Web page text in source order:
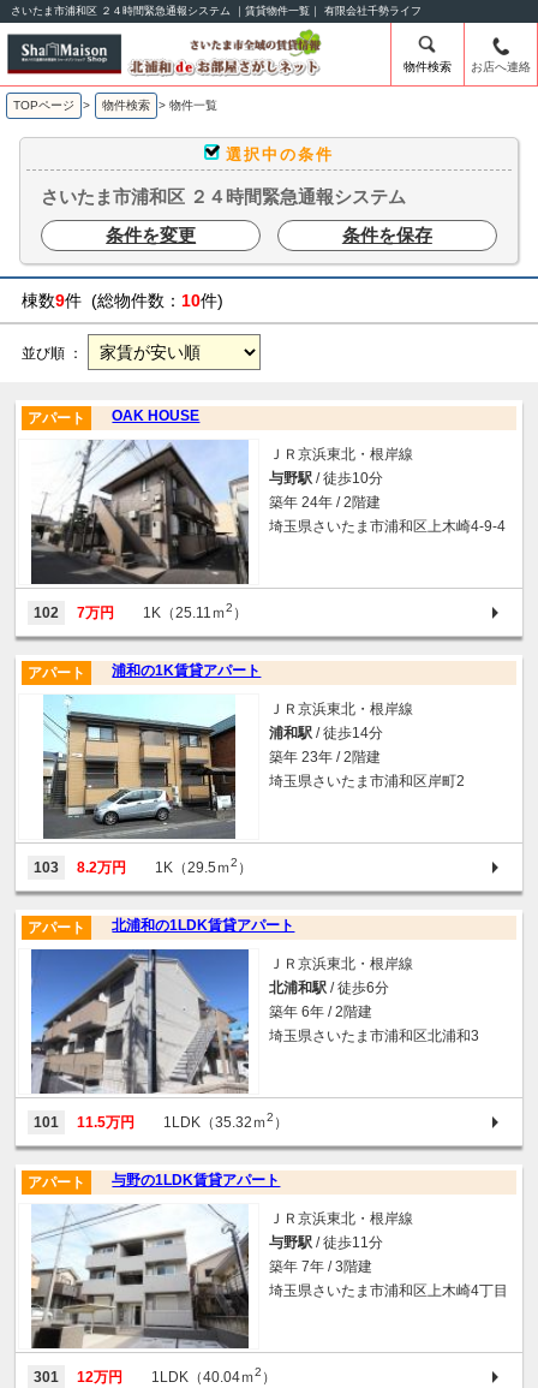
さいたま市浦和区 ２４時間緊急通報システム ｜賃貸物件一覧｜ 有限会社千勢ライフ
物件検索 お店へ連絡
TOPページ > 物件検索 > 物件一覧
選択中の条件
さいたま市浦和区 ２４時間緊急通報システム
条件を変更
条件を保存
棟数9件 (総物件数： 10件)
並び順 ：
OAK HOUSE
アパート
ＪＲ京浜東北・根岸線
与野駅 / 徒歩10分
築年 24年 / 2階建
埼玉県さいたま市浦和区上木崎4-9-4
102 7万円 1K（25.11ｍ2 ）
浦和の1K賃貸アパート
アパート
ＪＲ京浜東北・根岸線
浦和駅 / 徒歩14分
築年 23年 / 2階建
埼玉県さいたま市浦和区岸町2
103 8.2万円 1K（29.5ｍ2 ）
北浦和の1LDK賃貸アパート
アパート
ＪＲ京浜東北・根岸線
北浦和駅 / 徒歩6分
築年 6年 / 2階建
埼玉県さいたま市浦和区北浦和3
101 11.5万円 1LDK（35.32ｍ2 ）
与野の1LDK賃貸アパート
アパート
ＪＲ京浜東北・根岸線
与野駅 / 徒歩11分
築年 7年 / 3階建
埼玉県さいたま市浦和区上木崎4丁目
301 12万円 1LDK（40.04ｍ2 ）